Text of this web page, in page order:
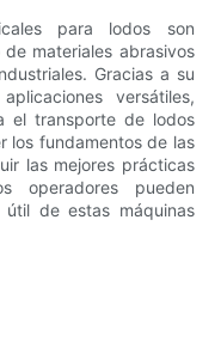
para lodos son
materiales abrasivos
Gracias a su
versátiles,
el transporte de lodos
los fundamentos de las
las mejores prácticas
operadores pueden
de estas máquinas